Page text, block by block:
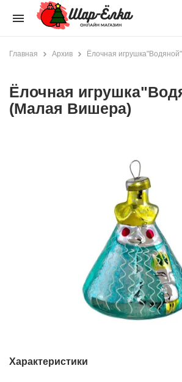
menu
Главная Архив Ёлочная
Ёлочная
(Малая Вишера)
Характеристики